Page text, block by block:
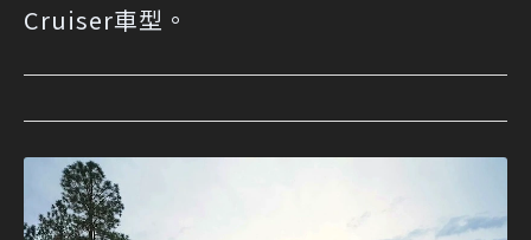
Cruiser車型。